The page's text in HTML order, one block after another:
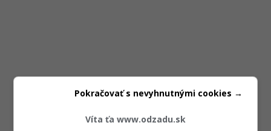
Víta ťa www.odzadu.sk
Pokračovať s nevyhnutnými cookies →